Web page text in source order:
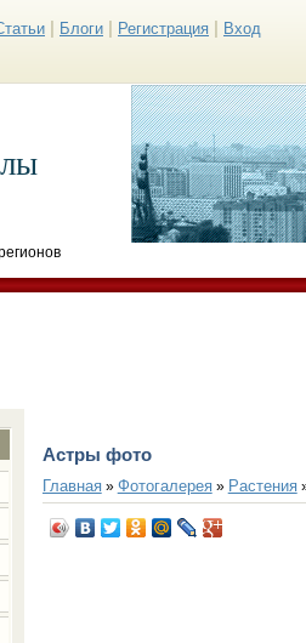
Блоги Регистрация Вход
Астры фото
Главная» Фотогалерея» Растения